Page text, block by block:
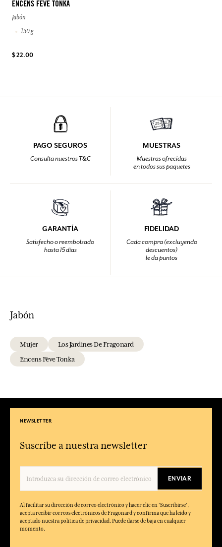
ENCENS FÈVE TONKA
Jabón
150 g
$ 22.00
PAGO SEGUROS
Consulta nuestros T&C
MUESTRAS
Muestras ofrecidas
en todos sus paquetes
GARANTÍA
Satisfecho o reembolsado
hasta 15 días
FIDELIDAD
Cada compra (excluyendo
descuentos)
le da puntos
Jabón
Mujer
Los Jardines De Fragonard
Encens Fève Tonka
NEWSLETTER
Suscríbe a nuestra newsletter
ENVIAR
Al facilitar su dirección de correo electrónico y hacer clic en 'Suscribirse',
acepta recibir correos electrónicos de Fragonard y confirma que ha leído y
aceptado nuestra política de privacidad. Puede darse de baja en cualquier
momento.